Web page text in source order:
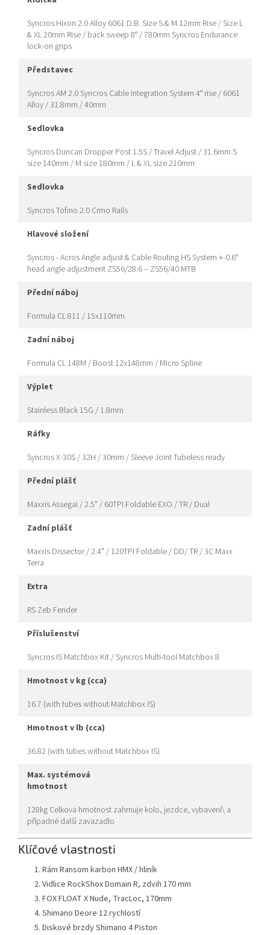
Syncros Hixon 2.0 Alloy 6061 D.B. Size S & M 12mm Rise / Size L
& XL 20mm Rise / back sweep 8° / 780mm Syncros Endurance
lock-on grips
představec
Syncros AM 2.0 Syncros Cable Integration System 4° rise / 6061
Alloy / 31.8mm / 40mm
sedlovka
Syncros Duncan Dropper Post 1.5S / Travel Adjust / 31.6mm S
size 140mm / M size 180mm / L & XL size 210mm
sedlovka
Syncros Tofino 2.0 Crmo Rails
hlavové složení
Syncros - Acros Angle adjust & Cable Routing HS System +-0.6°
head angle adjustment ZS56/28.6 – ZS56/40 MTB
přední náboj
Formula CL 811 / 15x110mm
zadní náboj
Formula CL 148M / Boost 12x148mm / Micro Spline
výplet
Stainless Black 15G / 1.8mm
ráfky
Syncros X-30S / 32H / 30mm / Sleeve Joint Tubeless ready
přední plášť
Maxxis Assegai / 2.5" / 60TPI Foldable EXO / TR / Dual
zadní plášť
Maxxis Dissector / 2.4" / 120TPI Foldable / DD/ TR / 3C Maxx
Terra
extra
RS Zeb Fender
příslušenství
Syncros IS Matchbox Kit / Syncros Multi-tool Matchbox 8
hmotnost v kg (cca)
16.7 (with tubes without Matchbox IS)
hmotnost v lb (cca)
36.82 (with tubes without Matchbox IS)
max. systémová
hmotnost
128kg Celková hmotnost zahrnuje kolo, jezdce, vybavení\ a
případné další zavazadlo
Klíčové vlastnosti
Rám Ransom karbon HMX / hliník
Vidlice RockShox Domain R, zdvih 170 mm
FOX FLOAT X Nude, TracLoc, 170mm
Shimano Deore 12 rychlostí
Diskové brzdy Shimano 4 Piston